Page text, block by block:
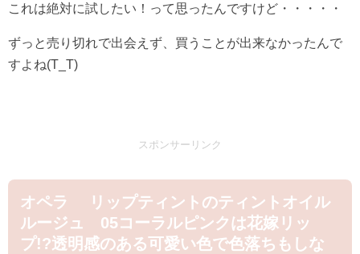
これは絶対に試したい！って思ったんですけど・・・・・
ずっと売り切れで出会えず、買うことが出来なかったんで
すよね(T_T)
スポンサーリンク
オペラ リップティントのティントオイル
ルージュ 05コーラルピンクは花嫁リッ
プ!?透明感のある可愛い色で色落ちもしな